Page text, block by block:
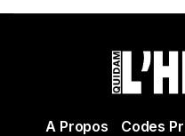
A Propos Codes